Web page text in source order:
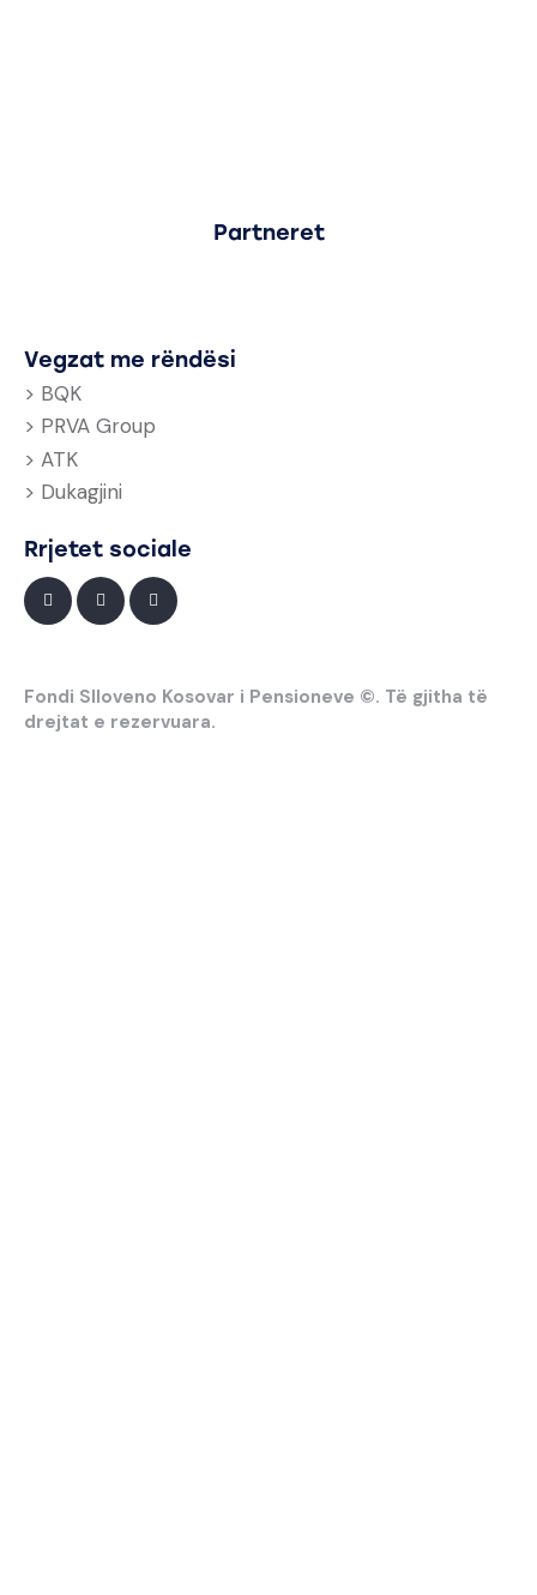
Partneret
Vegzat me rëndësi
> BQK
> PRVA Group
> ATK
> Dukagjini
Rrjetet sociale
Fondi Slloveno Kosovar i Pensioneve ©. Të gjitha të
drejtat e rezervuara.